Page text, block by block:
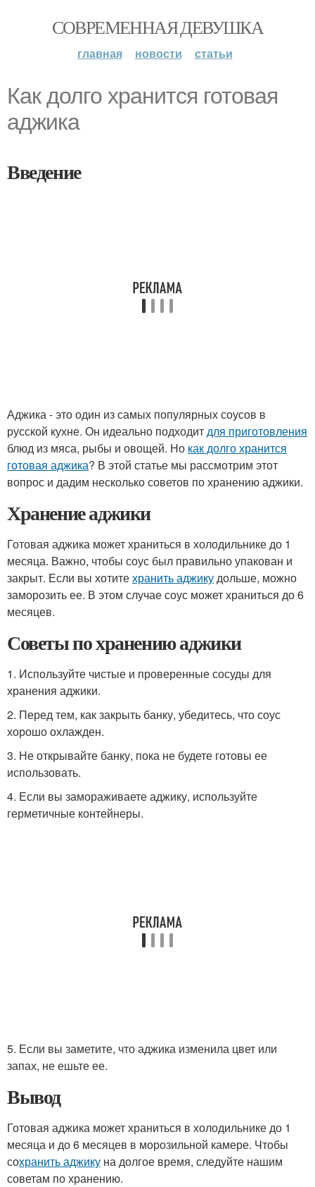
СОВРЕМЕННАЯ ДЕВУШКА
главная новости статьи
Как долго хранится готовая
аджика
Введение
Аджика - это один из самых популярных соусов в
русской кухне. Он идеально подходитдля приготовления
блюд из мяса, рыбы и овощей. Но как долго хранится
готовая аджика? В этой статье мы рассмотрим этот
вопрос и дадим несколько советов по хранению аджики.
Хранение аджики
Готовая аджика может храниться в холодильнике до 1
месяца. Важно, чтобы соус был правильно упакован и
закрыт. Если вы хотитехранить аджикудольше, можно
заморозить ее. В этом случае соус может храниться до 6
месяцев.
Советы по хранению аджики
1. Используйте чистые и проверенные сосуды для
хранения аджики.
2. Перед тем, как закрыть банку, убедитесь, что соус
хорошо охлажден.
3. Не открывайте банку, пока не будете готовы ее
использовать.
4. Если вы замораживаете аджику, используйте
герметичные контейнеры.
5. Если вы заметите, что аджика изменила цвет или
запах, не ешьте ее.
Вывод
Готовая аджика может храниться в холодильнике до 1
месяца и до 6 месяцев в морозильной камере. Чтобы
сохранить аджику на долгое время, следуйте нашим
советам по хранению.